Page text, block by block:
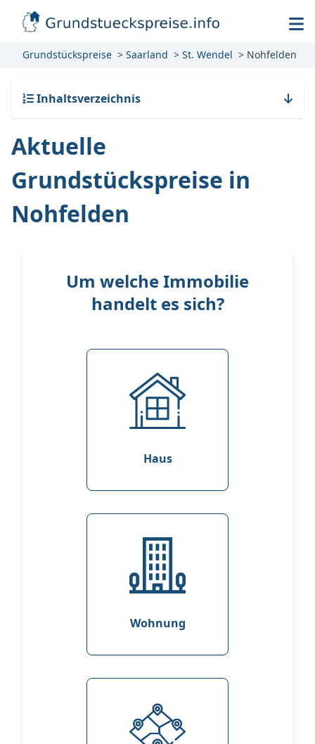
Grundstückspreise Saarland St. Wendel Nohfelden
Inhaltsverzeichnis
Aktuelle
Grundstückspreise in
Nohfelden
Um welche Immobilie
handelt es sich?
Haus
Wohnung